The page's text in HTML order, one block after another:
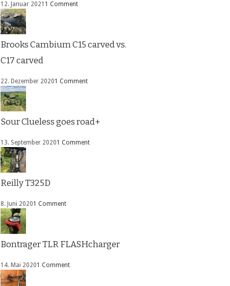
12. Januar 2021 1 Comment
Brooks Cambium C15 carved vs.
C17 carved
22. Dezember 20201 Comment
Sour Clueless goes road+
13. September 20201 Comment
Reilly T325D
8. Juni 20201 Comment
Bontrager TLR FLASHcharger
14. Mai 20201 Comment